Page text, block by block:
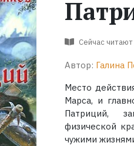
Сейчас читают
Автор: Галина
Место
Марса, и
Патриций,
физической
чужими